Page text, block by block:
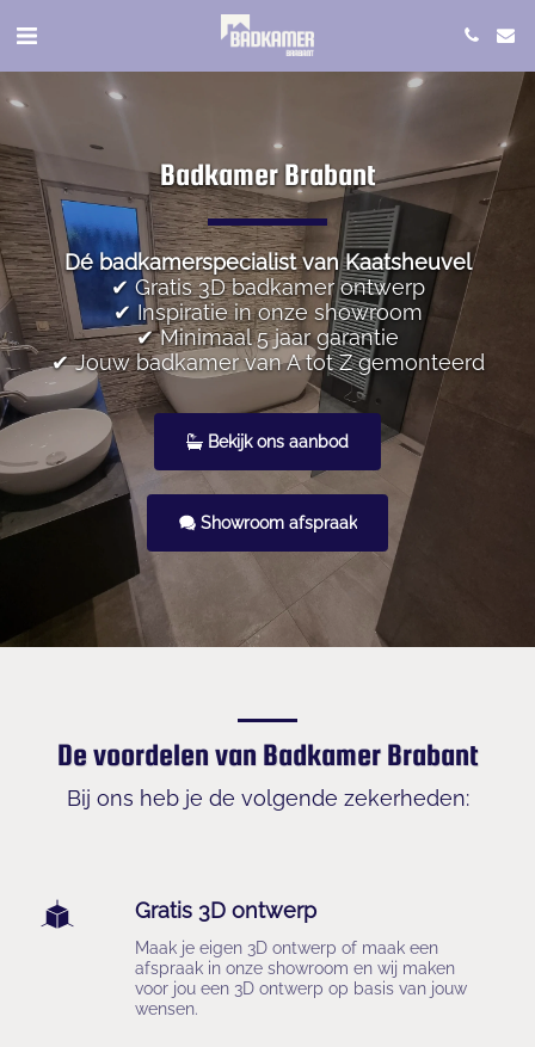
Badkamer Brabant
Dé badkamerspecialist van Kaatsheuvel
✔ Gratis 3D badkamer ontwerp
✔ Inspiratie in onze showroom
✔ Minimaal 5 jaar garantie
✔ Jouw badkamer van A tot Z gemonteerd
Bekijk ons aanbod
Showroom afspraak
De voordelen van Badkamer Brabant
Bij ons heb je de volgende zekerheden:
Gratis 3D ontwerp
Maak je eigen 3D ontwerp of maak een
afspraak in onze showroom en wij maken
voor jou een 3D ontwerp op basis van jouw
wensen.